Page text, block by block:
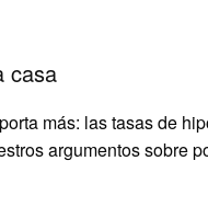
casa
más: las tasas de
argumentos sobre